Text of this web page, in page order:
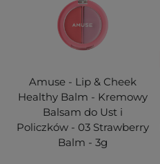
Amuse - Lip & Cheek
Healthy Balm - Kremowy
Balsam do Ust i
Policzków - 03 Strawberry
Balm - 3g